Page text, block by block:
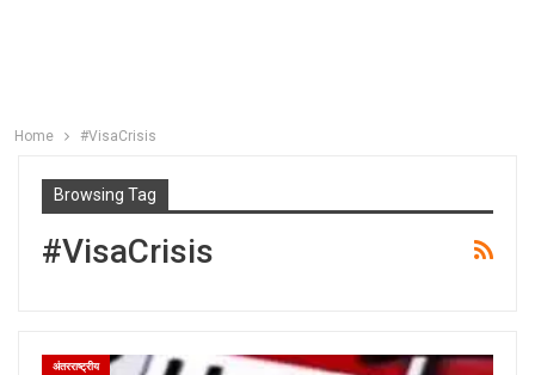
Home #VisaCrisis
Browsing Tag
#VisaCrisis
अंतरराष्ट्रीय